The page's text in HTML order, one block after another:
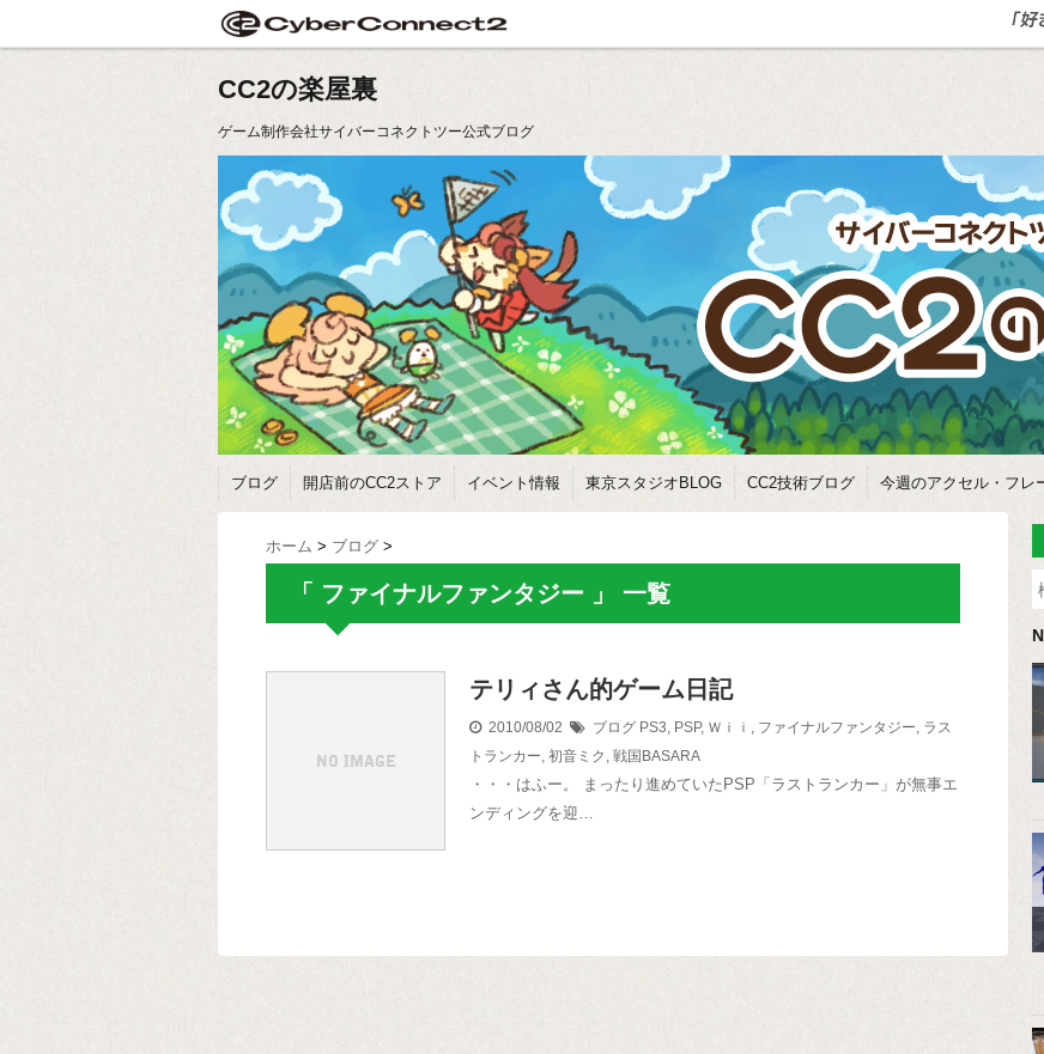
CC2の楽屋裏
ゲーム制作会社サイバーコネクトツー公式ブログ
ブログ 開店前のCC2ストア イベント情報 東京スタジオBLOG CC2技術ブログ 今週のアクセル・フレ
ホーム > ブログ >
「 ファイナルファンタジー 」 一覧
テリィさん的ゲーム日記
2010/08/02 ブログ PS3, PSP, Ｗｉｉ , ファイナルファンタジー, ラス
トランカー, 初音ミク , 戦国BASARA
・・・はふー。 まったり進めていたPSP「ラストランカー」が無事エ
ンディングを迎…